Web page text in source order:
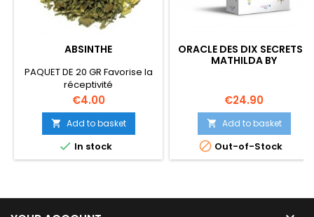
ABSINTHE
PAQUET DE 20 GR Favorise la
réceptivité
psychique, exellente
protection contre les
influences négatives.
Price
€4.00
 Add to basket
 In stock
ORACLE DES DIX SECRETS -
MATHILDA BY
Price
€24.90
 Add to basket
 Out-of-Stock